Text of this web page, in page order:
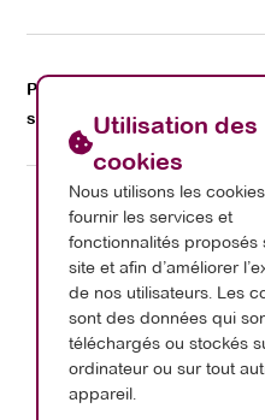
Pourquoi choisir ICT Link
son site internet ?
Nos
Utilisation des
cookies
Nous utilisons les
fournir les services et
fonctionnalités proposés
site et afin d’améliorer
de nos utilisateurs. Les
sont des données qui
téléchargés ou stockés
ordinateur ou sur tout
appareil.